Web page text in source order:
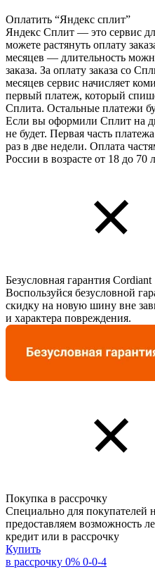
Оплатить “Яндекс сплит”
Яндекс Cплит — это сервис
можете растянуть оплату
месяцев — длительность
заказа. За оплату заказа со
месяцев сервис начисляет
первый платеж, который
Сплита. Остальные платежи
Если вы оформили Сплит на
не будет. Первая часть
раз в две недели. Оплата
России в возрасте от 18 до 70
Безусловная гарантия Cordiant
Воспользуйся безусловной
скидку на новую шину вне
и характера повреждения.
Покупка в рассрочку
Специально для
предоставляем возможность
кредит или в рассрочку
Купить
в рассрочку 0% 0-0-4